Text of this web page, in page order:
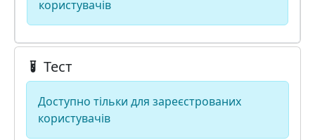
користувачів
Тест
Доступно тільки для зареєстрованих
користувачів